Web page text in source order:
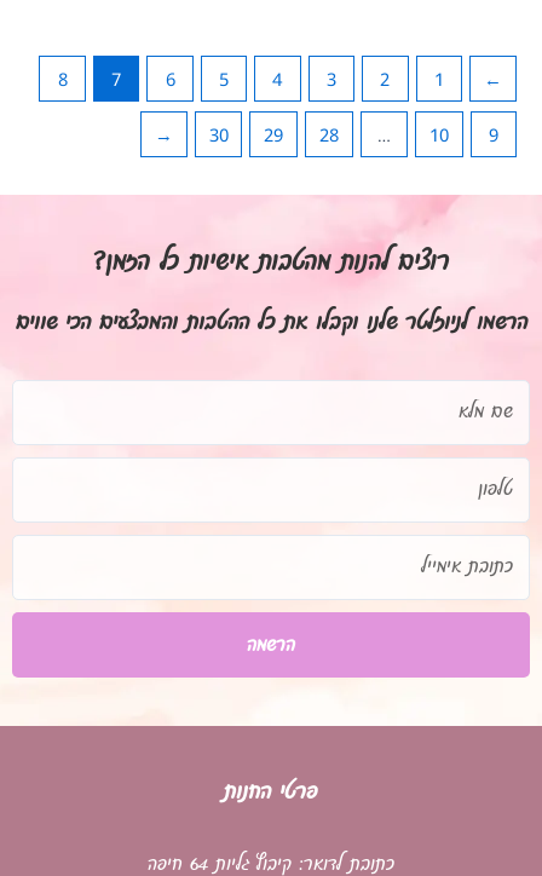
→
1
2
3
4
5
6
7
8
9
10
…
28
29
30
←
רוצים להנות מהטבות אישיות כל הזמן?
הרשמו לניוזלטר שלנו וקבלו את כל ההטבות והמבצעים הכי שווים
מלא
אימייל
הרשמה
פרטי החנות
כתובת לדואר: קיבוץ גליות 64 חיפה